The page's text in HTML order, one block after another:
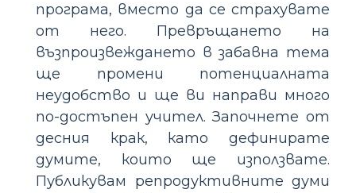
програма, вместо да се страхувате
от него. Превръщането на
възпроизвеждането в забавна тема
ще промени потенциалната
неудобство и ще ви направи много
по-достъпен учител. Започнете от
десния крак, като дефинирате
думите, които ще използвате.
Публикувам репродуктивните думи